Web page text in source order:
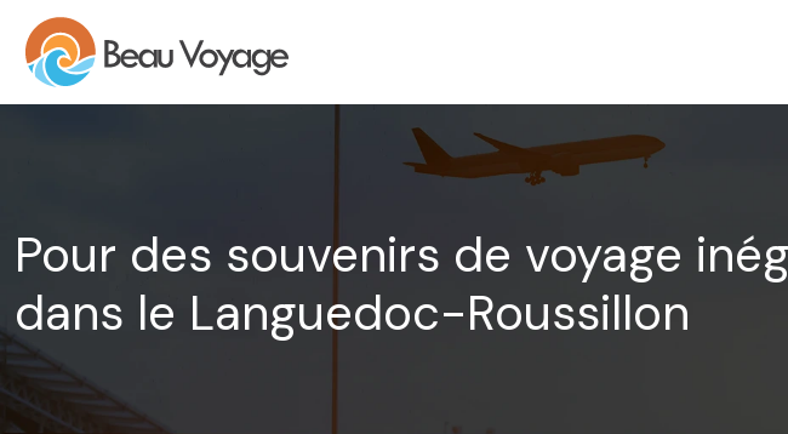
Pour des souvenirs de voyage
dans le Languedoc-Roussillon